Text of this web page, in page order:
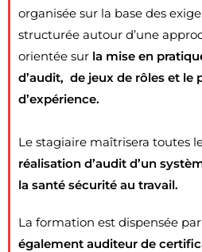
organisée sur la base des
structurée autour d’une
orientée sur la mise en
d’audit, de jeux de rôles et le
d’expérience.
Le stagiaire maîtrisera toutes
réalisation d’audit d’un
la santé sécurité au travail.
La formation est dispensée
également auditeur de